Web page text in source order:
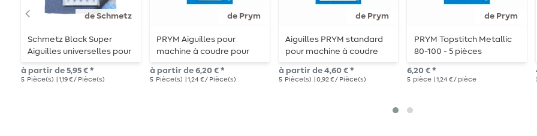
de Schmetz
Schmetz Black Super
Aiguilles universelles pour
machines à coudre
à partir de 5,95 € *
5 Pièce(s) | 1,19 € / Pièce(s)
de Prym
PRYM Aiguilles pour
machine à coudre pour
jeans
à partir de 6,20 € *
5 Pièce(s) | 1,24 € / Pièce(s)
de Prym
Aiguilles PRYM standard
pour machine à coudre
à partir de 4,60 € *
5 Pièce(s) | 0,92 € / Pièce(s)
de Prym
PRYM Topstitch Metallic
80-100 - 5 pièces
6,20 € *
5 pièce | 1,24 € / pièce